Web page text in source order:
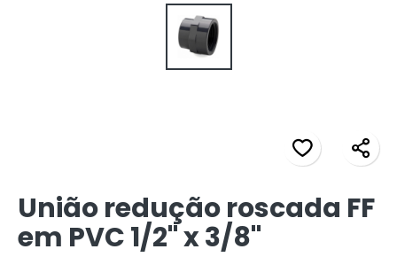
União redução roscada FF
em PVC 1/2" x 3/8"